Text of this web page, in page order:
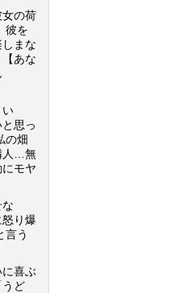
の荷
彼を
まな
あな
い
思っ
の畑
人…無
モヤ
な
り爆
言う
喜ぶ
ど